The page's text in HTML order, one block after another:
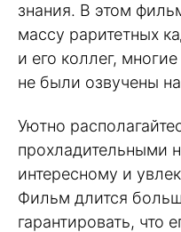
знания. В этом
массу раритетных
и его коллег,
не были озвучены
Уютно
прохладительными
интересному и
Фильм длится
гарантировать, что